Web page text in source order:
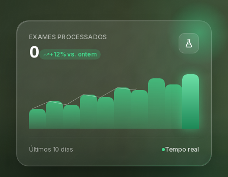
EXAMES PROCESSADOS
0 +12% vs. ontem
Últimos 10 dias Tempo real